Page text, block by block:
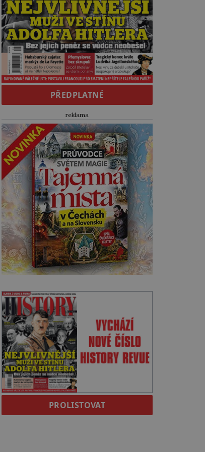
PŘEDPLATNÉ
reklama
PROLISTOVAT